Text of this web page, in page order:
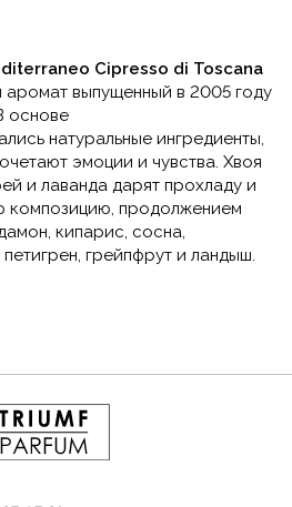
Cipresso di Toscana
выпущенный в 2005 году
основе
натуральные ингредиенты,
эмоции и чувства. Хвоя
и лаванда дарят прохладу и
композицию, продолжением
кипарис, сосна,
грейпфрут и ландыш.